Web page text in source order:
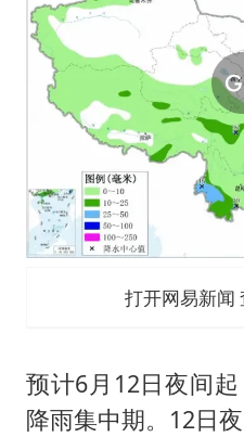
打开网易新闻
预计6月12日夜间
降雨集中期。12日